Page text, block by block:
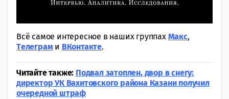
Всё самое интересное в наших группах Макс,
Tелеграми ВКонтакте.
Читайте также: Подвал затоплен, двор в снегу:
директор УК Вахитовского района Казани получил
очередной штраф